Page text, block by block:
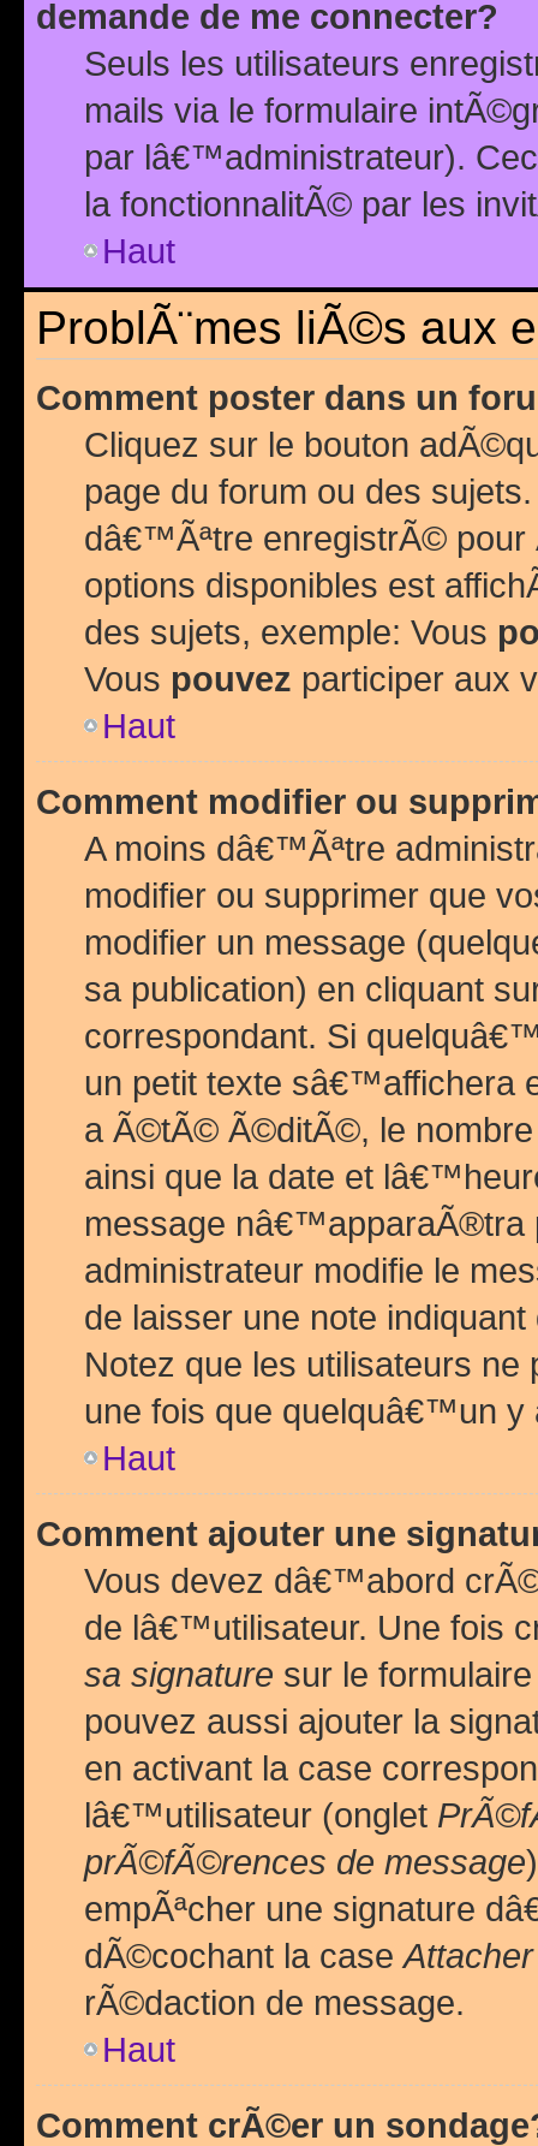
demande de me connecter?
Seuls les utilisateurs
mails via le formulaire
par lâ€™administrateur).
la fonctionnalitÃ© par les
Haut
ProblÃ¨mes liÃ©s aux
Comment poster dans un
Cliquez sur le bouton
page du forum ou des
dâ€™Ãªtre enregistrÃ©
options disponibles est
des sujets, exemple: Vous
Vous pouvez participer aux
Haut
Comment modifier ou
A moins dâ€™Ãªtre
modifier ou supprimer que
modifier un message
sa publication) en cliquant
correspondant. Si
un petit texte sâ€™affichera
a Ã©tÃ© Ã©ditÃ©, le
ainsi que la date et
message nâ€™apparaÃ®tra
administrateur modifie le
de laisser une note
Notez que les utilisateurs
une fois que quelquâ€™un y
Haut
Comment ajouter une
Vous devez dâ€™abord
de lâ€™utilisateur. Une fois
sa signature sur le
pouvez aussi ajouter la
en activant la case
lâ€™utilisateur (onglet
prÃ©fÃ©rences de message
empÃªcher une signature
dÃ©cochant la case
rÃ©daction de message.
Haut
Comment crÃ©er un